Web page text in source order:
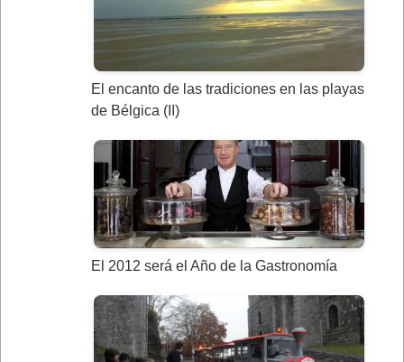
El encanto de las tradiciones en las playas
de Bélgica (II)
El 2012 será el Año de la Gastronomía